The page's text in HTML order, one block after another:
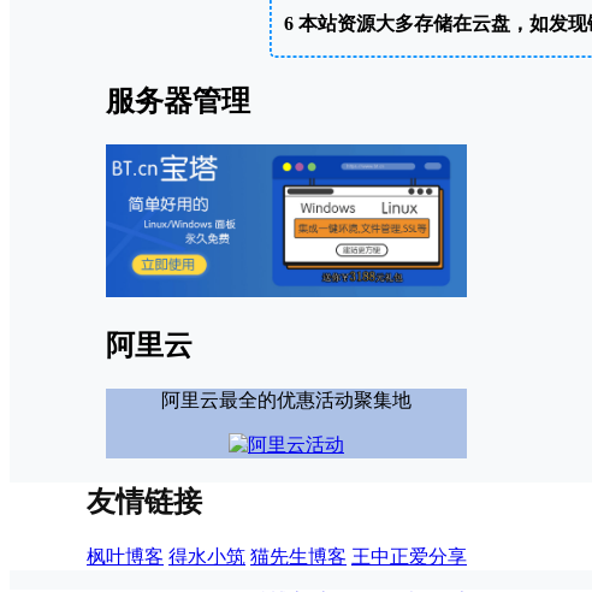
6本站资源大多存储在云盘，如发现
服务器管理
阿里云
阿里云最全的优惠活动聚集地
友情链接
枫叶博客 得水小筑 猫先生博客 王中正爱分享